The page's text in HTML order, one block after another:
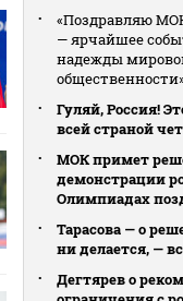
«Поздравляю
— ярчайшее
надежды
Гуляй, Россия!
всей страной
МОК примет
демонстрации
Олимпиадах
Тарасова — о
ни делается, —
Дегтярев о